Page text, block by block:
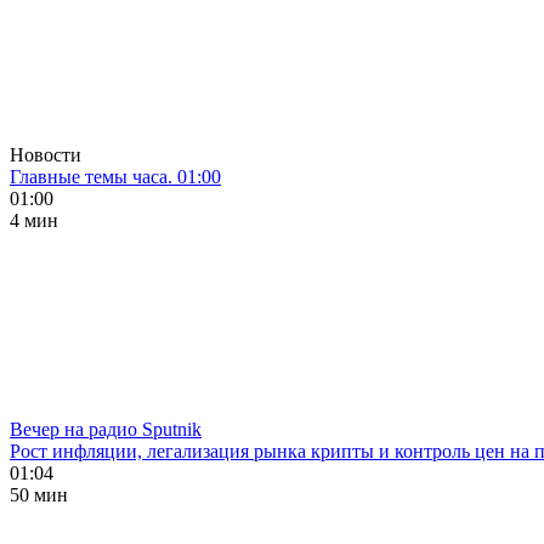
Новости
Главные темы часа. 01:00
01:00
4 мин
Вечер на радио Sputnik
Рост инфляции, легализация рынка крипты и контроль цен на
01:04
50 мин